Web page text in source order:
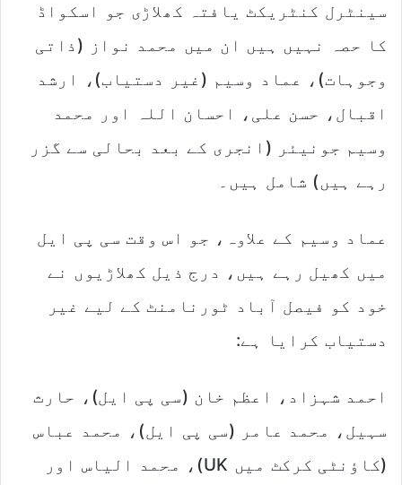
سینٹرل کنٹریکٹ یافتہ کھلاڑی جو اسکواڈ
کا حصہ نہیں ہیں ان میں محمد نواز (ذاتی
وجوہات)، عماد وسیم (غیر دستیاب)، ارشد
اقبال، حسن علی، احسان اللہ اور محمد
وسیم جونیئر (انجری کے بعد بحالی سے گزر
رہے ہیں) شامل ہیں۔
عماد وسیم کے علاوہ، جو اس وقت سی پی ایل
میں کھیل رہے ہیں، درج ذیل کھلاڑیوں نے
خود کو فیصل آباد ٹورنامنٹ کے لیے غیر
دستیاب کرایا ہے:
احمد شہزاد، اعظم خان (سی پی ایل)، حارث
سہیل، محمد عامر (سی پی ایل)، محمد عباس
(کاؤنٹی کرکٹ میں UK)، محمد الیاس اور